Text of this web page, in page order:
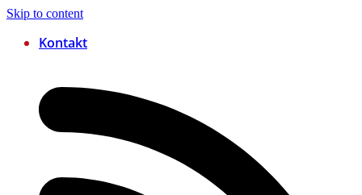
Skip to content
Kontakt